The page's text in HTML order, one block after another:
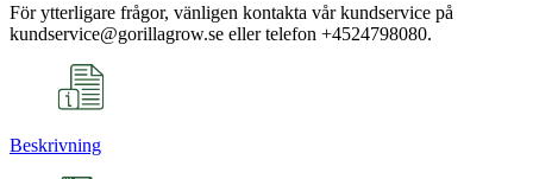
För ytterligare frågor, vänligen kontakta vår kundservice på
kundservice@gorillagrow.se eller telefon +4524798080.
Beskrivning